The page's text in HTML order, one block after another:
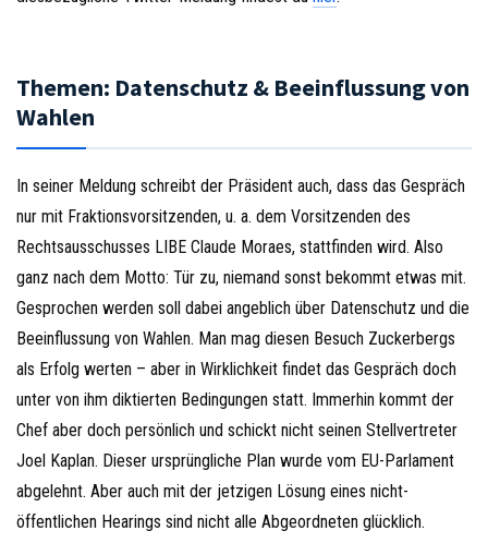
Themen: Datenschutz & Beeinflussung von
Wahlen
In seiner Meldung schreibt der Präsident auch, dass das Gespräch
nur mit Fraktionsvorsitzenden, u. a. dem Vorsitzenden des
Rechtsausschusses LIBE Claude Moraes, stattfinden wird. Also
ganz nach dem Motto: Tür zu, niemand sonst bekommt etwas mit.
Gesprochen werden soll dabei angeblich über Datenschutz und die
Beeinflussung von Wahlen. Man mag diesen Besuch Zuckerbergs
als Erfolg werten – aber in Wirklichkeit findet das Gespräch doch
unter von ihm diktierten Bedingungen statt. Immerhin kommt der
Chef aber doch persönlich und schickt nicht seinen Stellvertreter
Joel Kaplan. Dieser ursprüngliche Plan wurde vom EU-Parlament
abgelehnt. Aber auch mit der jetzigen Lösung eines nicht-
öffentlichen Hearings sind nicht alle Abgeordneten glücklich.